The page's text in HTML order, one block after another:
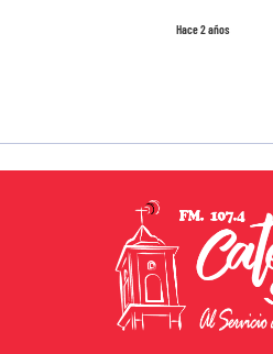
Hace 2 años